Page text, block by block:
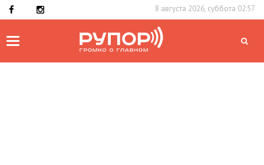
8 августа 2026, суббота 02:57
Toggle